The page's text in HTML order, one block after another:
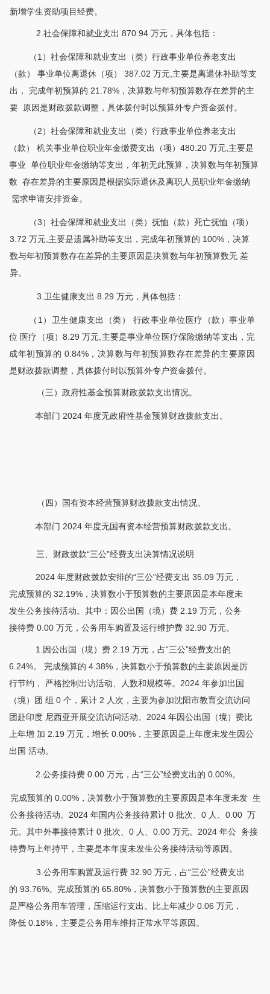
新增学生资助项目经费。
2.社会保障和就业支出 870.94 万元，具体包括：
（1）社会保障和就业支出（类）行政事业单位养老支出
（款） 事业单位离退休（项） 387.02 万元,主要是离退休补助等支
出， 完成年初预算的 21.78%，决算数与年初预算数存在差异的主
要 原因是财政拨款调整，具体拨付时以预算外专户资金拨付。
（2）社会保障和就业支出（类）行政事业单位养老支出
（款） 机关事业单位职业年金缴费支出（项）480.20 万元,主要是
事业 单位职业年金缴纳等支出，年初无此预算，决算数与年初预算
数 存在差异的主要原因是根据实际退休及离职人员职业年金缴纳
需求申请安排资金。
（3）社会保障和就业支出（类）抚恤（款）死亡抚恤（项）
3.72 万元,主要是遗属补助等支出，完成年初预算的 100%，决算
数与年初预算数存在差异的主要原因是决算数与年初预算数无 差
异。
3.卫生健康支出 8.29 万元，具体包括：
（ 1）卫生健康支出（类） 行政事业单位医疗（款）事业单
位 医疗（项）8.29 万元,主要是事业单位医疗保险缴纳等支出，完
成年初预算的 0.84%，决算数与年初预算数存在差异的主要原因
是财政拨款调整，具体拨付时以预算外专户资金拨付。
（三）政府性基金预算财政拨款支出情况。
本部门 2024 年度无政府性基金预算财政拨款支出。
（四）国有资本经营预算财政拨款支出情况。
本部门 2024 年度无国有资本经营预算财政拨款支出。
三、财政拨款“三公”经费支出决算情况说明
2024 年度财政拨款安排的“三公”经费支出 35.09 万元，
完成预算的 32.19%，决算数小于预算数的主要原因是本年度未
发生公务接待活动。其中：因公出国（境）费 2.19 万元，公务
接待费 0.00 万元，公务用车购置及运行维护费 32.90 万元。
1.因公出国（境）费 2.19 万元，占“三公”经费支出的
6.24%。 完成预算的 4.38%，决算数小于预算数的主要原因是厉
行节约， 严格控制出访活动、人数和规模等。2024 年参加出国
（境）团 组 0 个，累计 2 人次，主要为参加沈阳市教育交流访问
团赴印度 尼西亚开展交流访问活动。2024 年因公出国（境）费比
上年增 加 2.19 万元，增长 0.00%，主要原因是上年度未发生因公
出国 活动。
2.公务接待费 0.00 万元，占“三公”经费支出的 0.00%。
完成预算的 0.00%，决算数小于预算数的主要原因是本年度未发 生
公务接待活动。2024 年国内公务接待累计 0 批次、0 人、0.00 万
元。其中外事接待累计 0 批次、0 人、0.00 万元。2024 年公 务接
待费与上年持平，主要是本年度未发生公务接待活动等原因。
3.公务用车购置及运行费 32.90 万元，占“三公”经费支出
的 93.76%。完成预算的 65.80%，决算数小于预算数的主要原因
是严格公务用车管理，压缩运行支出。比上年减少 0.06 万元，
降低 0.18%，主要是公务用车维持正常水平等原因。